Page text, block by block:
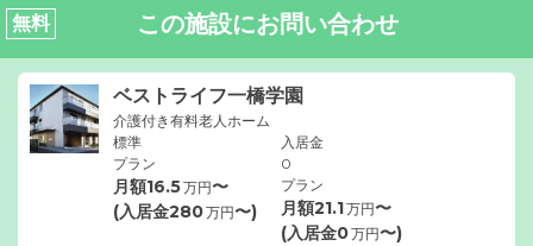
無料 この施設にお問い合わせ
ベストライフ一橋学園
介護付き有料老人ホーム
標準
プラン
月額16.5万円〜
(入居金280万円〜)
入居金
0
プラン
月額21.1万円〜
(入居金0万円〜)